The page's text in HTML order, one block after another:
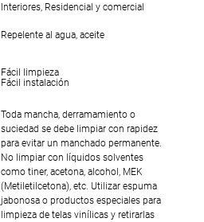
Interiores, Residencial y comercial
Repelente al agua, aceite
Fácil limpieza
Fácil instalación
Toda mancha, derramamiento o
suciedad se debe limpiar con rapidez
para evitar un manchado permanente.
No limpiar con líquidos solventes
como tiner, acetona, alcohol, MEK
(Metiletilcetona), etc. Utilizar espuma
jabonosa o productos especiales para
limpieza de telas vinílicas y retirarlas